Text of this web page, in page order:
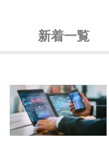
新着一覧